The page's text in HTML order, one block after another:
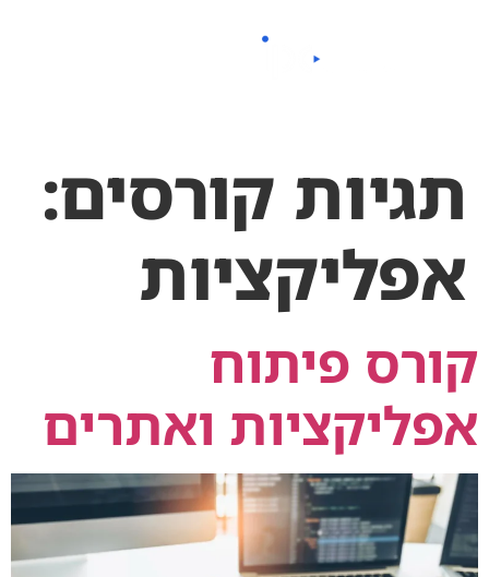
תגיות קורסים:
אפליקציות
קורס פיתוח
אפליקציות ואתרים